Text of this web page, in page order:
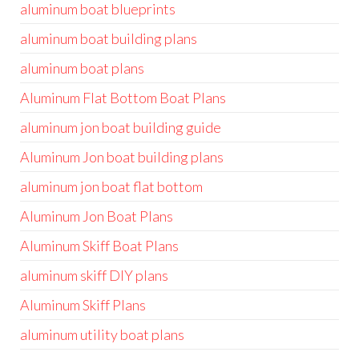
aluminum boat blueprints
aluminum boat building plans
aluminum boat plans
Aluminum Flat Bottom Boat Plans
aluminum jon boat building guide
Aluminum Jon boat building plans
aluminum jon boat flat bottom
Aluminum Jon Boat Plans
Aluminum Skiff Boat Plans
aluminum skiff DIY plans
Aluminum Skiff Plans
aluminum utility boat plans